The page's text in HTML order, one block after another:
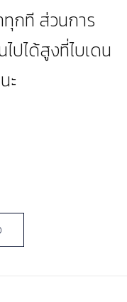
ทุกที ส่วนการ
ปได้สูงที่ไบเดน
ะ